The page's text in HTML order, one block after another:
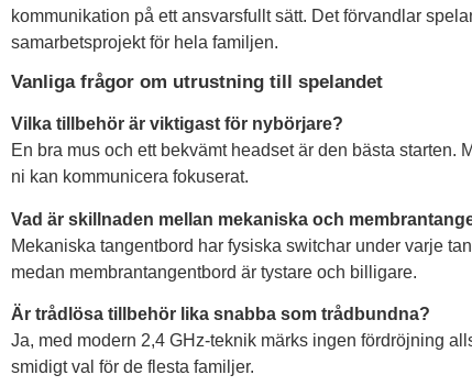
kommunikation på ett ansvarsfullt sätt. Det förvandlar
samarbetsprojekt för hela familjen.
Vanliga frågor om utrustning till spelandet
Vilka tillbehör är viktigast för nybörjare?
En bra mus och ett bekvämt headset är den bästa starten.
ni kan kommunicera fokuserat.
Vad är skillnaden mellan mekaniska och
Mekaniska tangentbord har fysiska switchar under varje
medan membrantangentbord är tystare och billigare.
Är trådlösa tillbehör lika snabba som trådbundna?
Ja, med modern 2,4 GHz-teknik märks ingen fördröjning
smidigt val för de flesta familjer.